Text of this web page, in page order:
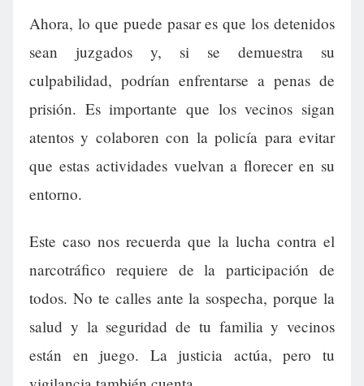
Ahora, lo que puede pasar es que los detenidos
sean juzgados y, si se demuestra su
culpabilidad, podrían enfrentarse a penas de
prisión. Es importante que los vecinos sigan
atentos y colaboren con la policía para evitar
que estas actividades vuelvan a florecer en su
entorno.
Este caso nos recuerda que la lucha contra el
narcotráfico requiere de la participación de
todos. No te calles ante la sospecha, porque la
salud y la seguridad de tu familia y vecinos
están en juego. La justicia actúa, pero tu